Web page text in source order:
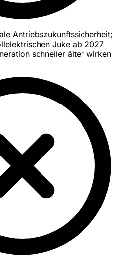
Antriebszukunftssicherheit;
Juke ab 2027
schneller älter wirken